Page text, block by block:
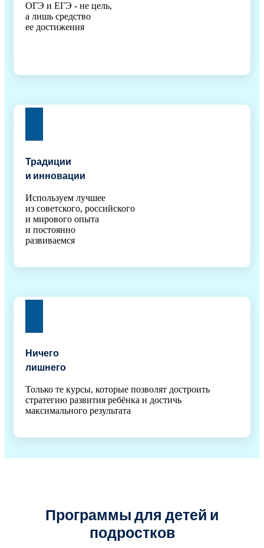
ОГЭ и ЕГЭ - не цель,
а лишь средство
ее достижения
Традиции
и инновации
Используем лучшее
из советского, российского
и мирового опыта
и постоянно
развиваемся
Ничего
лишнего
Только те курсы, которые позволят достроить
стратегию развития ребёнка и достичь
максимального результата
Программы для детей и
подростков